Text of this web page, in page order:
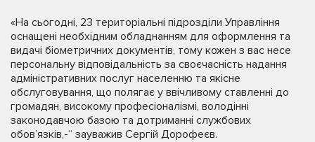
«На сьогодні, 23 територіальні підрозділи Управління
оснащені необхідним обладнанням для оформлення та
видачі біометричних документів, тому кожен з вас несе
персональну відповідальність за своєчасність надання
адміністративних послуг населенню та якісне
обслуговування, що полягає у ввічливому ставленні до
громадян, високому професіоналізмі, володінні
законодавчою базою та дотриманні службових
обов’язків,-“ зауважив Сергій Дорофеєв.